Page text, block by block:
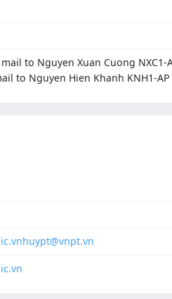
to Nguyen Xuan Cuong NXC1-
to Nguyen Hien Khanh KNH1-AP
huypt@vnpt.vn